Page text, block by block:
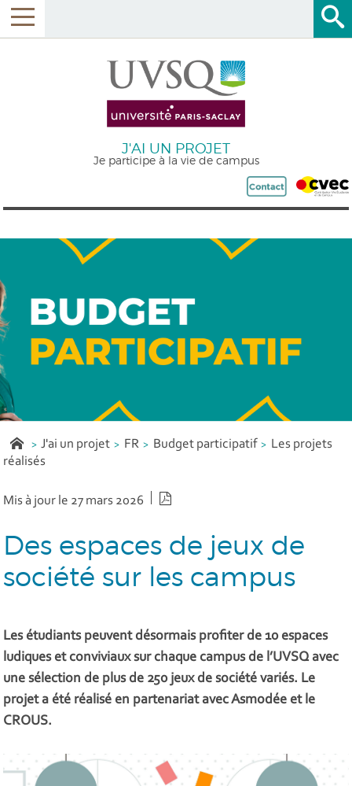
J'AI UN PROJET
Je participe à la vie de campus
J'ai un projet FR Budget participatif
Les projets
réalisés
Mis à jour le 27 mars 2026
Des espaces de jeux de
société sur les campus
Les étudiants peuvent désormais profiter de 10 espaces
ludiques et conviviaux sur chaque campus de l’UVSQ avec
une sélection de plus de 250 jeux de société variés. Le
projet a été réalisé en partenariat avec Asmodée et le
CROUS.